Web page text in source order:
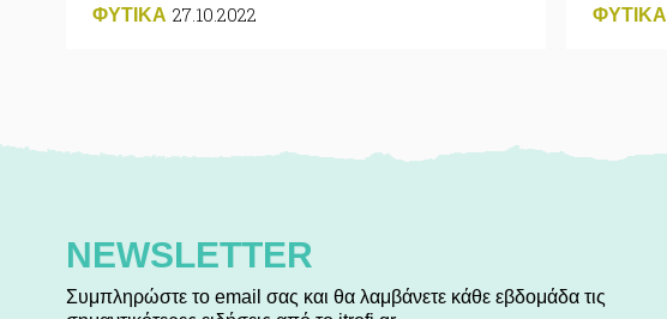
ΦΥΤΙΚA 27.10.2022 ΦΥΤΙΚA
NEWSLETTER
Συμπληρώστε το email σας και θα λαμβάνετε κάθε εβδομάδα τις